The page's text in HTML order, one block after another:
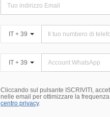
IT + 39
IT + 39
Cliccando sul pulsante ISCRIVITI,
nelle email per ottimizzare la
centro privacy.